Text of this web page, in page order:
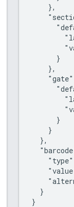
    },
      }
    },
      }
    }
  },
  }
}